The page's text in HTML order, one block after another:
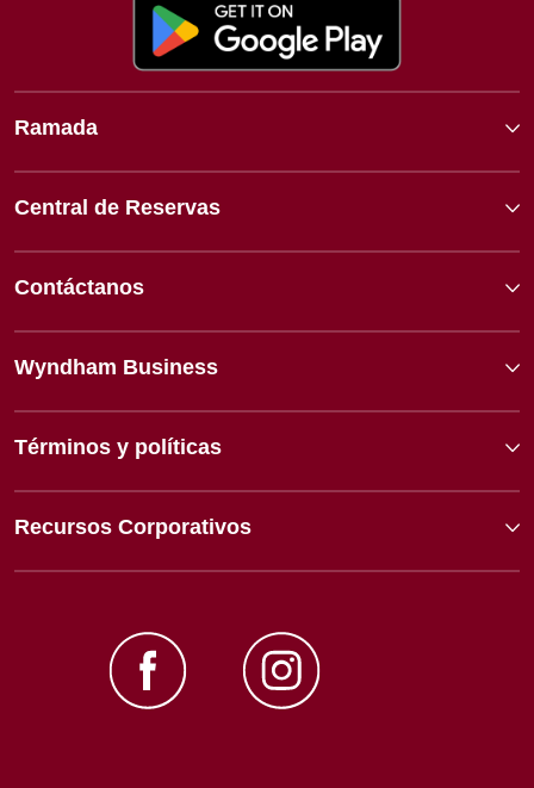
Ramada
Central de Reservas
Contáctanos
Wyndham Business
Términos y políticas
Recursos Corporativos